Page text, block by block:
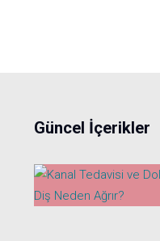
Güncel İçerikler